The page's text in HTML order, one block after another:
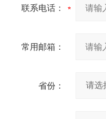
联系电话：
常用邮箱：
省份：